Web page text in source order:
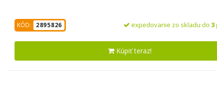
KÓD: 2895826 expedovanie zo skladu do 3
Kúpiť teraz!